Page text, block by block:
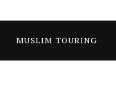
MUSLIM TOURING